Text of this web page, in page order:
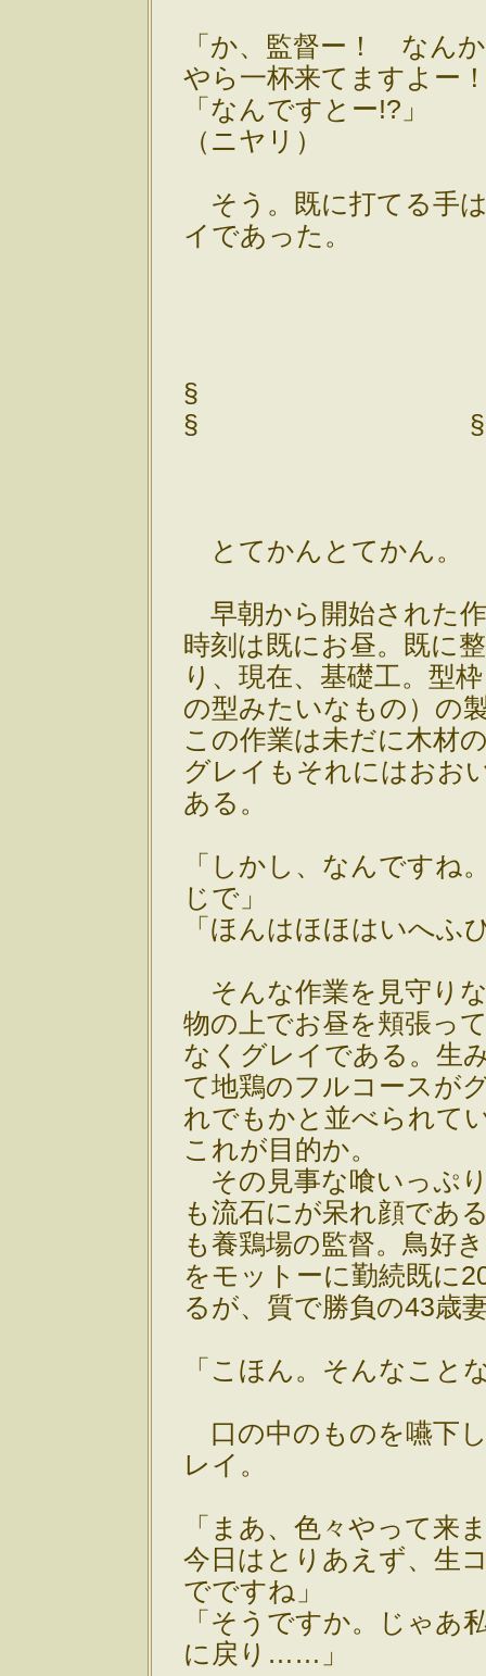
「か、監督ー！ なん
やら一杯来てますよー
「なんですとー!?」
（ニヤリ）
そう。既に打てる手
イであった。
§
§ §
とてかんとてかん。
早朝から開始された
時刻は既にお昼。既に
り、現在、基礎工。型
の型みたいなもの）の
この作業は未だに木材
グレイもそれにはおお
ある。
「しかし、なんですね
じで」
「ほんはほほはいへふ
そんな作業を見守り
物の上でお昼を頬張っ
なくグレイである。生
て地鶏のフルコースが
れでもかと並べられ
これが目的か。
その見事な喰いっぷ
も流石にが呆れ顔であ
も養鶏場の監督。鳥好
をモットーに勤続既に
るが、質で勝負の43歳
「こほん。そんなこと
口の中のものを嚥下
レイ。
「まあ、色々やって来
今日はとりあえず、生
でですね」
「そうですか。じゃあ
に戻り……」